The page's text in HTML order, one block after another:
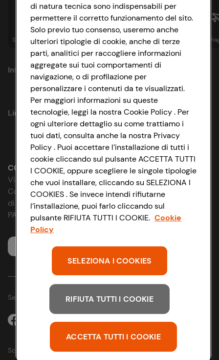
Spesa online Assicurazioni Sapori& Istituzionale
Informazioni
Privacy Policy
Cookie Policy
Impostazioni Cookie
Accessibilità
D&I e Parità di Genere
Strategia Fiscale
Link utili
Lavora con noi
Le cooperative
News & Approfondimenti
Richiami prodotto
Whistleblowing
CONAD SOCIETÀ COOPERATIVA
Via Michelino, 59 | 40127 BOLOGNA
Codice Fiscale e Registro Imprese
di Bologna 00865960157
PARTITA IVA 03320960374
Servizio clienti
Seguici sui Social:
Scarica l'app
di natura tecnica sono indispensabili per
permettere il corretto funzionamento del sito.
Solo previo tuo consenso, useremo anche
ulteriori tipologie di cookie, anche di terze
parti, analitici per raccogliere informazioni
aggregate sui tuoi comportamenti di
navigazione, o di profilazione per
personalizzare i contenuti da te visualizzati.
Per maggiori informazioni su queste
tecnologie, leggi la nostra Cookie Policy . Per
ogni ulteriore dettaglio su come trattiamo i
tuoi dati, consulta anche la nostra Privacy
Policy . Puoi accettare l’installazione di tutti i
cookie cliccando sul pulsante ACCETTA TUTTI
I COOKIE, oppure scegliere le singole tipologie
che vuoi installare, cliccando su SELEZIONA I
COOKIES . Se invece intendi rifiutarne
l’installazione, puoi farlo cliccando sul
pulsante RIFIUTA TUTTI I COOKIE. Cookie
Policy
SELEZIONA I COOKIES
RIFIUTA TUTTI I COOKIE
ACCETTA TUTTI I COOKIE